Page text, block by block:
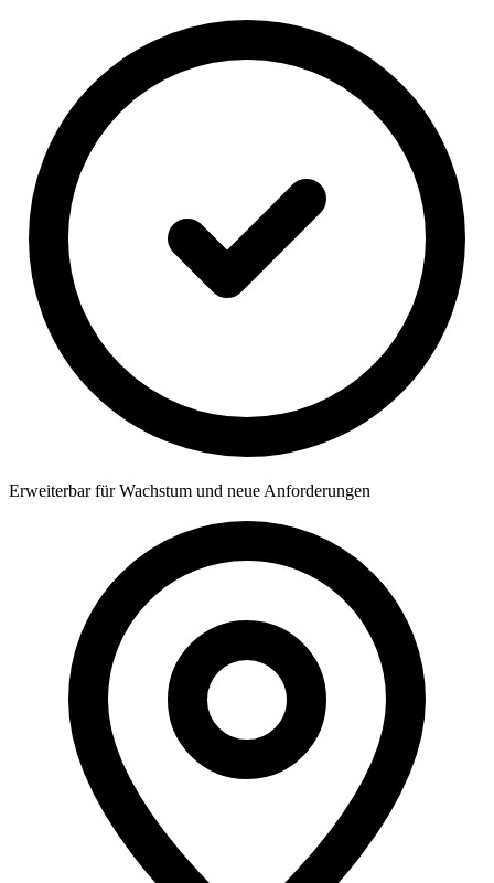
Erweiterbar für Wachstum und neue Anforderungen